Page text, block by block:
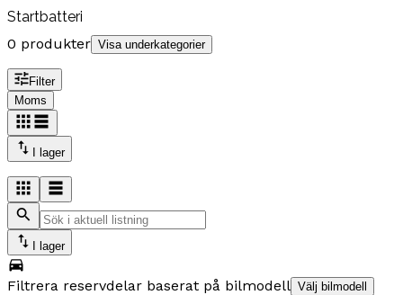
Startbatteri
0 produkter Visa underkategorier
Filter
Moms
I lager
I lager
Filtrera reservdelar baserat på bilmodell Välj bilmodell